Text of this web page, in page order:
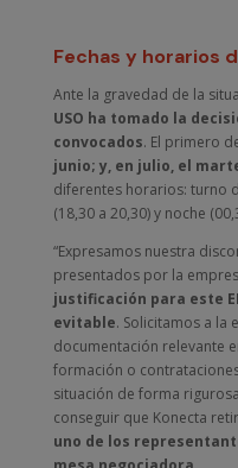
Fechas y horarios
Ante la gravedad de la
USO ha tomado la
convocados. El primero
junio; y, en julio, el
diferentes horarios: turno
(18,30 a 20,30) y noche
“Expresamos nuestra
presentados por la
justificación para este
evitable. Solicitamos a la
documentación relevante
formación o
situación de forma
conseguir que Konecta
uno de los